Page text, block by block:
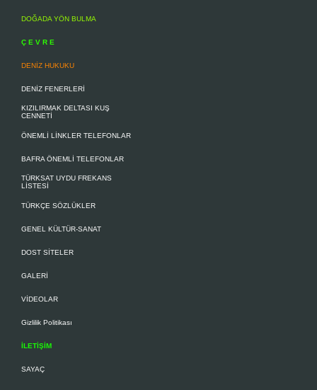
DOĞADA YÖN BULMA
Ç E V R E
DENİZ HUKUKU
DENİZ FENERLERİ
KIZILIRMAK DELTASI KUŞ
CENNETİ
ÖNEMLİ LİNKLER TELEFONLAR
BAFRA ÖNEMLİ TELEFONLAR
TÜRKSAT UYDU FREKANS
LİSTESİ
TÜRKÇE SÖZLÜKLER
GENEL KÜLTÜR-SANAT
DOST SİTELER
GALERİ
VİDEOLAR
Gizlilik Politikası
İLETİŞİM
SAYAÇ